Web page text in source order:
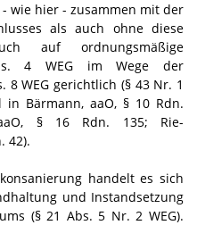
wie hier - zusammen mit der
als auch ohne diese
auf ordnungsmäßige
4 WEG im Wege der
8 WEG gerichtlich (§ 43 Nr. 1
in Bärmann, aaO, § 10 Rdn.
§ 16 Rdn. 135; Rie-
42).
handelt es sich
und Instandsetzung
(§ 21 Abs. 5 Nr. 2 WEG).